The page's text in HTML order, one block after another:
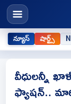
న్యూస్ షార్ట్స్
వీధులన్నీ
ఫ్యాషన్..